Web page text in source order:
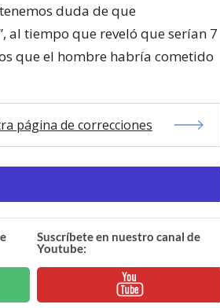
duda de que
al tiempo que reveló que serían 7
que el hombre habría cometido
página de correcciones
Suscríbete en nuestro canal de
Youtube: